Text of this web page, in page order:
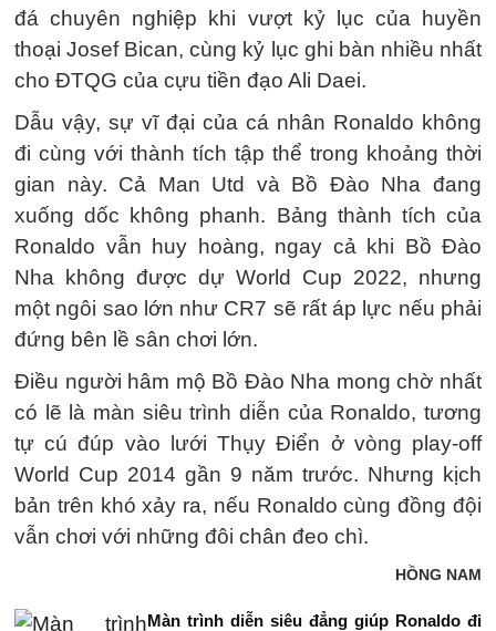
đá chuyên nghiệp khi vượt kỷ lục của huyền
thoại Josef Bican, cùng kỷ lục ghi bàn nhiều nhất
cho ĐTQG của cựu tiền đạo Ali Daei.
Dẫu vậy, sự vĩ đại của cá nhân Ronaldo không
đi cùng với thành tích tập thể trong khoảng thời
gian này. Cả Man Utd và Bồ Đào Nha đang
xuống dốc không phanh. Bảng thành tích của
Ronaldo vẫn huy hoàng, ngay cả khi Bồ Đào
Nha không được dự World Cup 2022, nhưng
một ngôi sao lớn như CR7 sẽ rất áp lực nếu phải
đứng bên lề sân chơi lớn.
Điều người hâm mộ Bồ Đào Nha mong chờ nhất
có lẽ là màn siêu trình diễn của Ronaldo, tương
tự cú đúp vào lưới Thụy Điển ở vòng play-off
World Cup 2014 gần 9 năm trước. Nhưng kịch
bản trên khó xảy ra, nếu Ronaldo cùng đồng đội
vẫn chơi với những đôi chân đeo chì.
HỒNG NAM
Màn trình diễn siêu đẳng giúp Ronaldo đi